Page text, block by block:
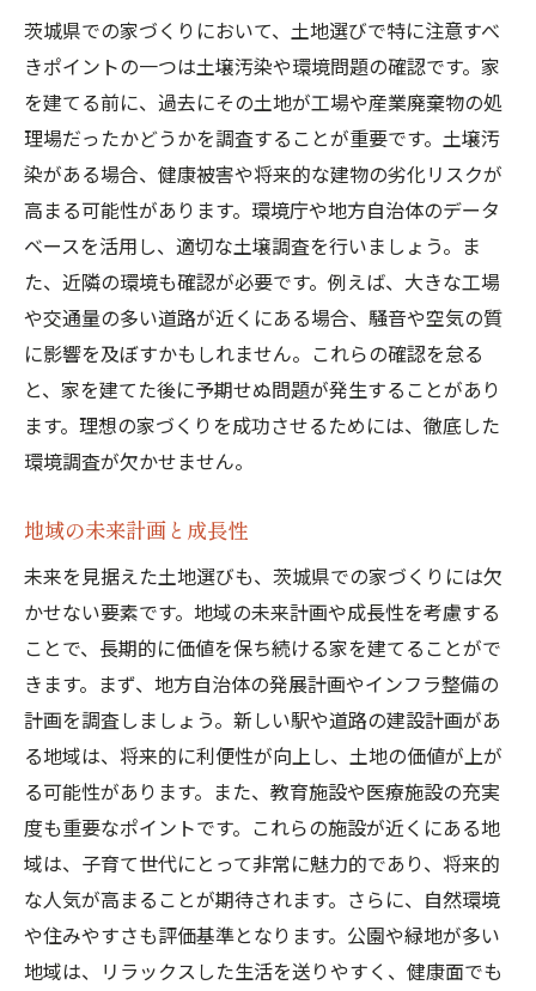
茨城県での家づくりにおいて、土地選びで特に注意すべ
きポイントの一つは土壌汚染や環境問題の確認です。家
を建てる前に、過去にその土地が工場や産業廃棄物の処
理場だったかどうかを調査することが重要です。土壌汚
染がある場合、健康被害や将来的な建物の劣化リスクが
高まる可能性があります。環境庁や地方自治体のデータ
ベースを活用し、適切な土壌調査を行いましょう。ま
た、近隣の環境も確認が必要です。例えば、大きな工場
や交通量の多い道路が近くにある場合、騒音や空気の質
に影響を及ぼすかもしれません。これらの確認を怠る
と、家を建てた後に予期せぬ問題が発生することがあり
ます。理想の家づくりを成功させるためには、徹底した
環境調査が欠かせません。
地域の未来計画と成長性
未来を見据えた土地選びも、茨城県での家づくりには欠
かせない要素です。地域の未来計画や成長性を考慮する
ことで、長期的に価値を保ち続ける家を建てることがで
きます。まず、地方自治体の発展計画やインフラ整備の
計画を調査しましょう。新しい駅や道路の建設計画があ
る地域は、将来的に利便性が向上し、土地の価値が上が
る可能性があります。また、教育施設や医療施設の充実
度も重要なポイントです。これらの施設が近くにある地
域は、子育て世代にとって非常に魅力的であり、将来的
な人気が高まることが期待されます。さらに、自然環境
や住みやすさも評価基準となります。公園や緑地が多い
地域は、リラックスした生活を送りやすく、健康面でも